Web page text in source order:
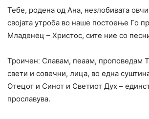
Тебе, родена од Ана, незлобивата
својата утроба во наше постоење Го
Младенец – Христос, сите ние со
Троиченː Славам, пеаам, проповедам
свети и совечни, лица, во една
Отецот и Синот и Светиот Дух –
прославува.